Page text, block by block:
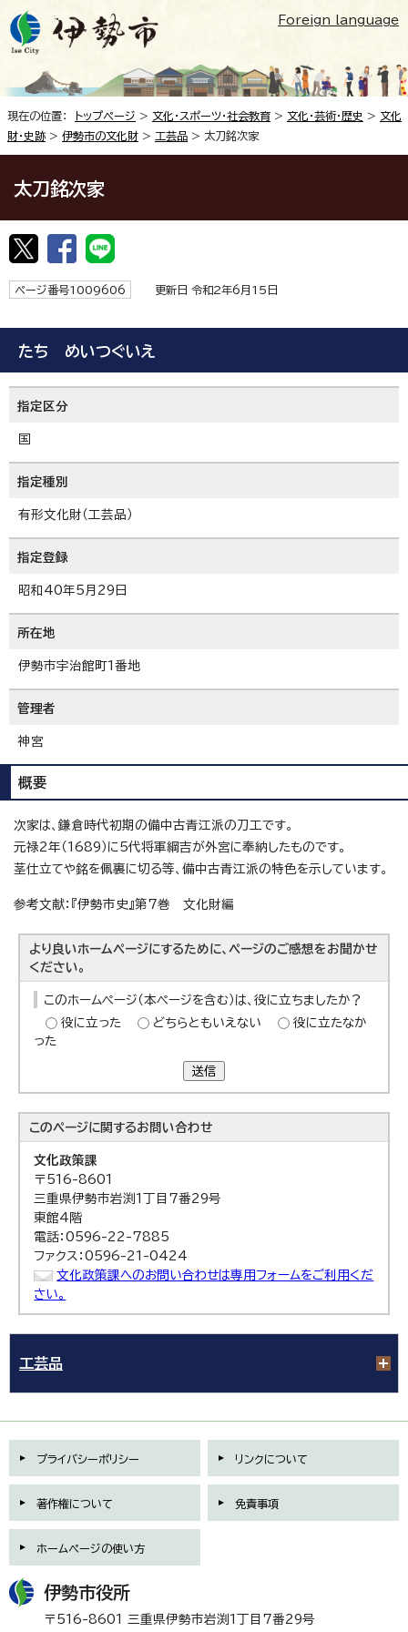
Foreign language
現在の位置： トップページ > 文化・スポーツ・社会教育 > 文化・芸術・歴史 > 文化
財・史跡 > 伊勢市の文化財 > 工芸品 > 太刀銘次家
太刀銘次家
ページ番号1009606 更新日 令和2年6月15日
たち めいつぐいえ
指定区分
国
指定種別
有形文化財（工芸品）
指定登録
昭和40年5月29日
所在地
伊勢市宇治館町1番地
管理者
神宮
概要
次家は、鎌倉時代初期の備中古青江派の刀工です。
元禄2年（1689）に5代将軍綱吉が外宮に奉納したものです。
茎仕立てや銘を佩裏に切る等、備中古青江派の特色を示しています。
参考文献：『伊勢市史』第7巻 文化財編
より良いホームページにするために、ページのご感想をお聞かせ
ください。
このホームページ（本ページを含む）は、役に立ちましたか？
役に立った
どちらともいえない
役に立たなか
った
送信
このページに関するお問い合わせ
文化政策課
〒516-8601
三重県伊勢市岩渕1丁目7番29号
東館4階
電話：0596-22-7885
ファクス：0596-21-0424
文化政策課へのお問い合わせは専用フォームをご利用くだ
さい。
工芸品
プライバシーポリシー リンクについて
著作権について 免責事項
ホームページの使い方
伊勢市役所
〒516-8601 三重県伊勢市岩渕1丁目7番29号